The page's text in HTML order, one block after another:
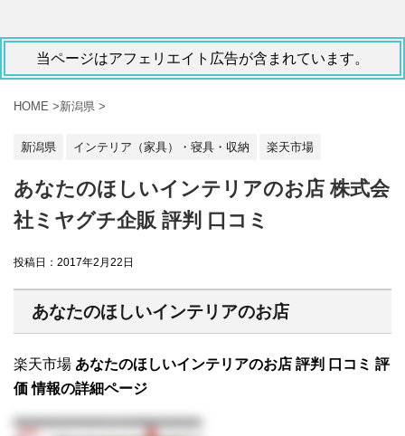
当ページはアフェリエイト広告が含まれています。
HOME >新潟県 >
新潟県 インテリア（家具）・寝具・収納 楽天市場
あなたのほしいインテリアのお店 株式会
社ミヤグチ企販 評判 口コミ
投稿日： 2017年2月22日
あなたのほしいインテリアのお店
楽天市場 あなたのほしいインテリアのお店 評判 口コミ 評
価 情報の詳細ページ